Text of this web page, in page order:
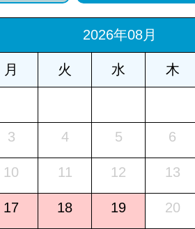
2026年08月
月 火 水 木
3 4 5 6
10 11 12 13
17 18 19 20